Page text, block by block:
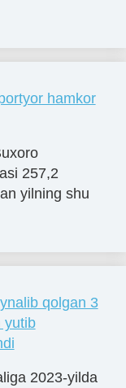
hamkor
257,2
yilning shu
qolgan 3
yutib
2023-yilda